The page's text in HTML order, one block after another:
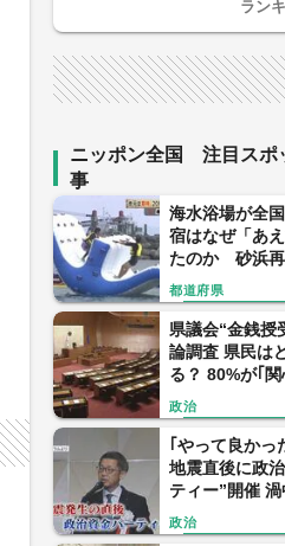
ラン
ニッポン全国 注目スポ
事
海水浴場が全
宿はなぜ「あ
たのか 砂浜再
トの舞台裏
都道府県
県議会“金銭授
論調査 県民は
る？ 80%が｢
元県議の会見
か1% 【福岡発
政治
｢やって良かっ
地震直後に政
ティー”開催
党県議団トッ
【福岡発】
政治